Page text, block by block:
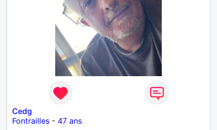
Cedg
Fontrailles - 47 ans